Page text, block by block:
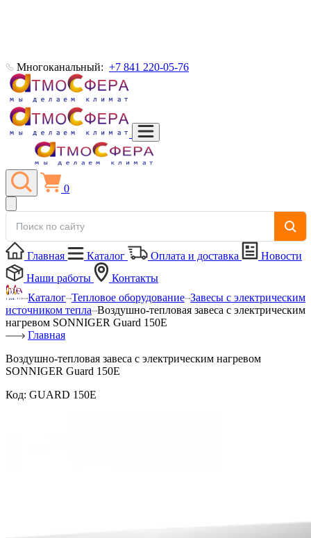
Многоканальный: +7 841 220-05-76
0
Главная Каталог Оплата и доставка
Новости
Наши работы
Контакты
Каталог Тепловое оборудование Завесы с электрическим
источником тепла Воздушно-тепловая завеса с электрическим
нагревом SONNIGER Guard 150E
Главная
Воздушно-тепловая завеса с электрическим нагревом
SONNIGER Guard 150E
Код: GUARD 150E